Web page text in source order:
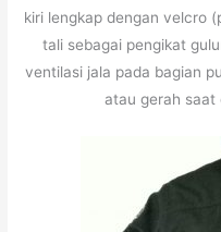
kiri lengkap dengan velcro
tali sebagai pengikat
ventilasi jala pada bagian
atau gerah saat